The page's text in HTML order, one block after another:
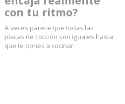
con tu ritmo?
A veces parece que todas las
placas de cocción son iguales hasta
que te pones a cocinar.